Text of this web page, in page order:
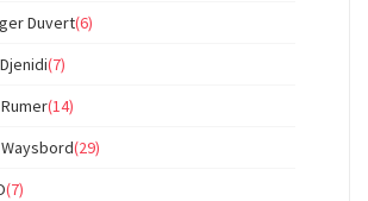
Duvert(6)
(7)
(14)
(29)
(7)